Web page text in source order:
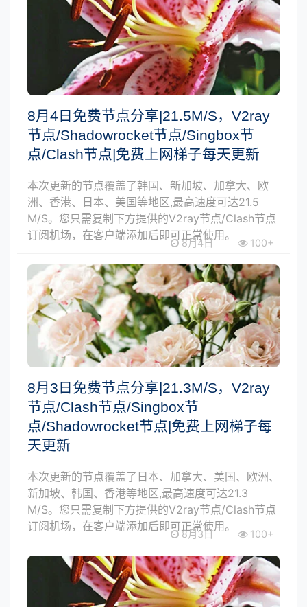
8月4日免费节点分享|21.5M/S，V2ray
节点/Shadowrocket节点/Singbox节
点/Clash节点|免费上网梯子每天更新
本次更新的节点覆盖了韩国、新加坡、加拿大、欧
洲、香港、日本、美国等地区,最高速度可达21.5
M/S。您只需复制下方提供的V2ray节点/Clash节点
订阅机场，在客户端添加后即可正常使用。
8月4日 100+
8月3日免费节点分享|21.3M/S，V2ray
节点/Clash节点/Singbox节
点/Shadowrocket节点|免费上网梯子每
天更新
本次更新的节点覆盖了日本、加拿大、美国、欧洲、
新加坡、韩国、香港等地区,最高速度可达21.3
M/S。您只需复制下方提供的V2ray节点/Clash节点
订阅机场，在客户端添加后即可正常使用。
8月3日 100+